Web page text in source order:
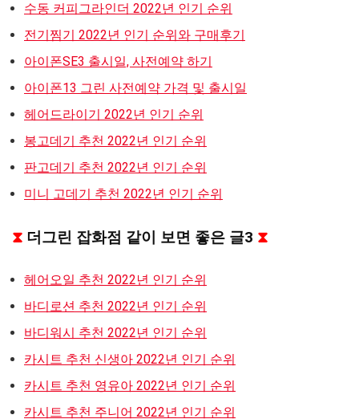
수동 커피그라인더 2022년 인기 순위
전기찜기 2022년 인기 순위와 구매후기
아이폰SE3 출시일, 사전예약 하기
아이폰13 그린 사전예약 가격 및 출시일
헤어드라이기 2022년 인기 순위
봉고데기 추천 2022년 인기 순위
판고데기 추천 2022년 인기 순위
미니 고데기 추천 2022년 인기 순위
⧗ 더그린 잡화점 같이 보면 좋은 글3 ⧗
헤어오일 추천 2022년 인기 순위
바디로션 추천 2022년 인기 순위
바디워시 추천 2022년 인기 순위
카시트 추천 신생아 2022년 인기 순위
카시트 추천 영유아 2022년 인기 순위
카시트 추천 주니어 2022년 인기 순위